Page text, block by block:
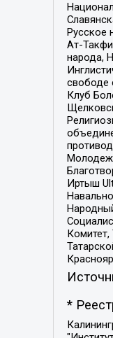
Русское
Ат-
народа,
свободе
Клуб
Иртыш
*
Калининградская региональная общественная организация "Экозащита!-Женсовет", Фонд содействия защите прав и свобод граждан "Общественный вердикт", Фонд "Институт Развития Свободы Информации", Частное учреждение "Информационное агентство МЕМО. РУ", Региональная общественная организация "Общественная комиссия по сохранению наследия академика Сахарова", Фонд поддержки свободы прессы, Санкт-Петербургская общественная правозащитная организация "Гражданский контроль", Межрегиональная общественная организация